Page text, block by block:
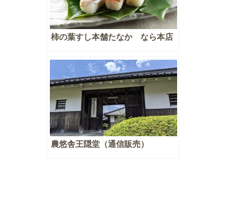
柿の葉すし本舗たなか なら本店
農悠舎王隠堂（通信販売）